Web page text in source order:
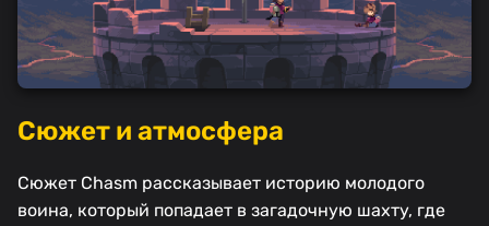
Сюжет и атмосфера
Сюжет Chasm рассказывает историю молодого
воина, который попадает в загадочную шахту, где